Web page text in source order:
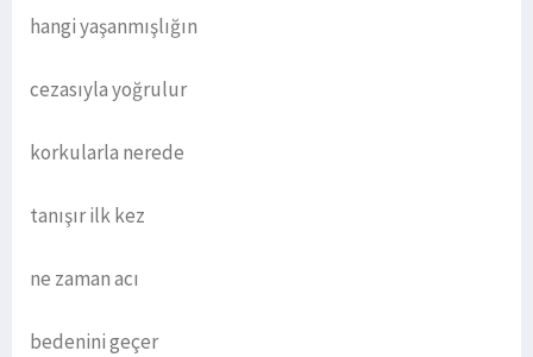
hangi yaşanmışlığın
cezasıyla yoğrulur
korkularla nerede
tanışır ilk kez
ne zaman acı
bedenini geçer